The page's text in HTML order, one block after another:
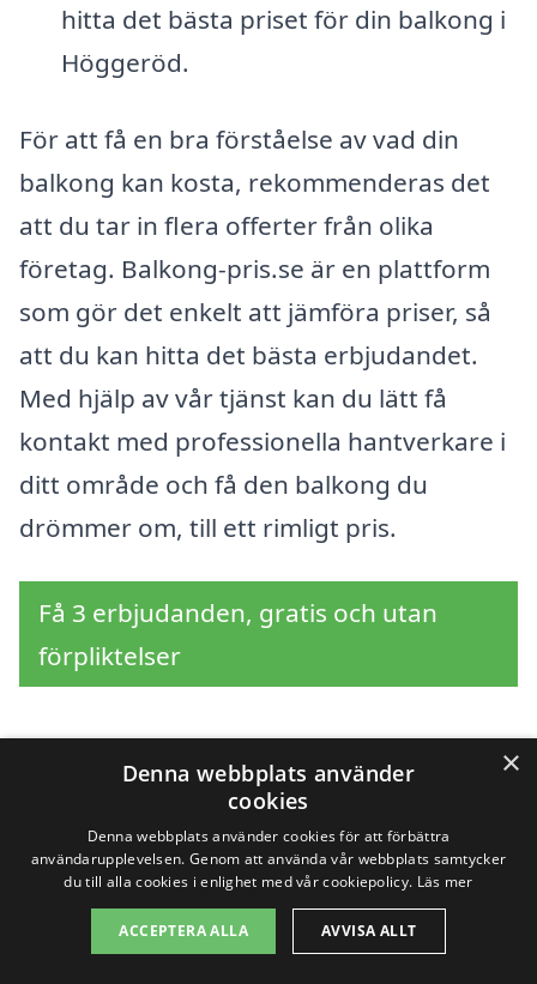
hitta det bästa priset för din balkong i
Höggeröd.
För att få en bra förståelse av vad din
balkong kan kosta, rekommenderas det
att du tar in flera offerter från olika
företag. Balkong-pris.se är en plattform
som gör det enkelt att jämföra priser, så
att du kan hitta det bästa erbjudandet.
Med hjälp av vår tjänst kan du lätt få
kontakt med professionella hantverkare i
ditt område och få den balkong du
drömmer om, till ett rimligt pris.
Få 3 erbjudanden, gratis och utan
förpliktelser
Sök efter en
professionell för
balkong i andra städer
nära Höggeröd
×
Denna webbplats använder
cookies
Denna webbplats använder cookies för att förbättra
användarupplevelsen. Genom att använda vår webbplats samtycker
du till alla cookies i enlighet med vår cookiepolicy. Läs mer
ACCEPTERA ALLA AVVISA ALLT